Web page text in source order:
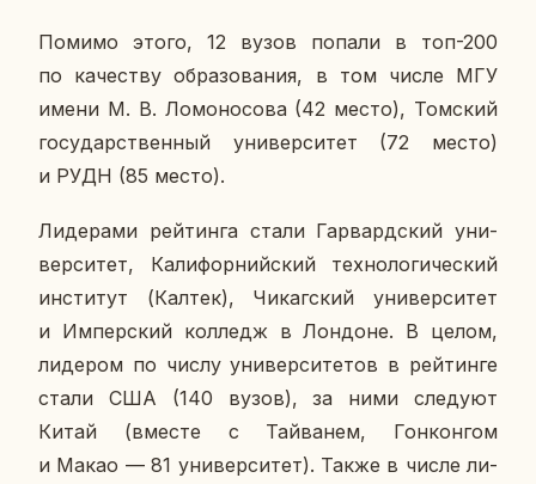
Помимо этого, 12 вузов попали в топ-200
по ка­че­ству об­ра­зо­ва­ния, в том числе МГУ
имени М. В. Ло­мо­но­со­ва (42 место), Том­ский
го­су­дар­ствен­ный уни­вер­си­тет (72 место)
и РУДН (85 место).
Ли­де­ра­ми рей­тин­га стали Гар­вард­ский уни­
вер­си­тет, Ка­ли­фор­ний­ский тех­но­ло­ги­че­ский
ин­сти­тут (Калтек), Чи­каг­ский уни­вер­си­тет
и Им­пер­ский кол­ледж в Лон­доне. В целом,
ли­де­ром по числу уни­вер­си­те­тов в рей­тин­ге
стали США (140 вузов), за ними сле­ду­ют
Китай (вместе с Тай­ва­нем, Гон­кон­гом
и Макао — 81 уни­вер­си­тет). Также в числе ли­